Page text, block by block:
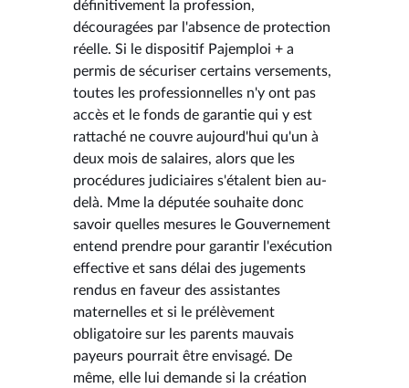
définitivement la profession,
découragées par l'absence de protection
réelle. Si le dispositif Pajemploi + a
permis de sécuriser certains versements,
toutes les professionnelles n'y ont pas
accès et le fonds de garantie qui y est
rattaché ne couvre aujourd'hui qu'un à
deux mois de salaires, alors que les
procédures judiciaires s'étalent bien au-
delà. Mme la députée souhaite donc
savoir quelles mesures le Gouvernement
entend prendre pour garantir l'exécution
effective et sans délai des jugements
rendus en faveur des assistantes
maternelles et si le prélèvement
obligatoire sur les parents mauvais
payeurs pourrait être envisagé. De
même, elle lui demande si la création